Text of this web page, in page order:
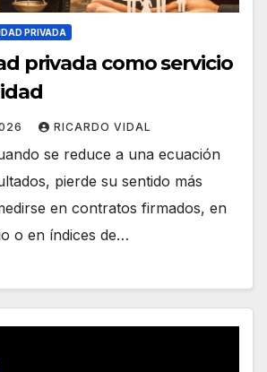
PRIVADA
privada como servicio
RICARDO VIDAL
se reduce a una ecuación
pierde su sentido más
en contratos firmados, en
o en índices de…